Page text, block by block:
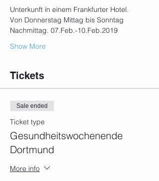
Unterkunft in einem Frankfurter Hotel.
Von Donnerstag Mittag bis Sonntag
Nachmittag. 07.Feb.-10.Feb.2019
Show More
Tickets
Sale ended
Ticket type
Gesundheitswochenende
Dortmund
More info